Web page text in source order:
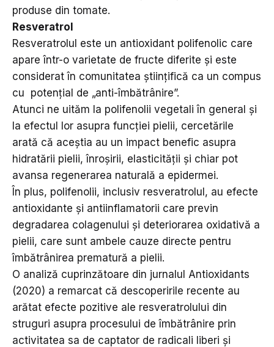
produse din tomate.
Resveratrol
Resveratrolul este un antioxidant polifenolic care
apare într-o varietate de fructe diferite și este
considerat în comunitatea științifică ca un compus
cu potențial de „anti-îmbătrânire”.
Atunci ne uităm la polifenolii vegetali în general și
la efectul lor asupra funcției pielii, cercetările
arată că aceștia au un impact benefic asupra
hidratării pielii, înroșirii, elasticității și chiar pot
avansa regenerarea naturală a epidermei.
În plus, polifenolii, inclusiv resveratrolul, au efecte
antioxidante și antiinflamatorii care previn
degradarea colagenului și deteriorarea oxidativă a
pielii, care sunt ambele cauze directe pentru
îmbătrânirea prematură a pielii.
O analiză cuprinzătoare din jurnalul Antioxidants
(2020) a remarcat că descoperirile recente au
arătat efecte pozitive ale resveratrolului din
struguri asupra procesului de îmbătrânire prin
activitatea sa de captator de radicali liberi și